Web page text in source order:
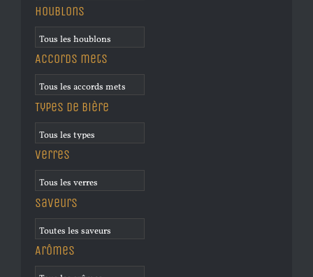
Houblons
Accords mets
Types de bière
Verres
Saveurs
Arômes